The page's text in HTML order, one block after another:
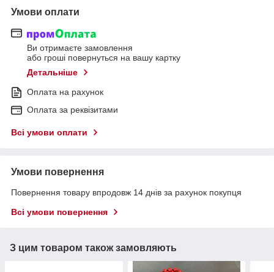
Умови оплати
Ви отримаєте замовлення
або гроші повернуться на вашу картку
Детальніше
Оплата на рахунок
Оплата за реквізитами
Всі умови оплати
Умови повернення
Повернення товару впродовж 14 днів за рахунок покупця
Всі умови повернення
З цим товаром також замовляють